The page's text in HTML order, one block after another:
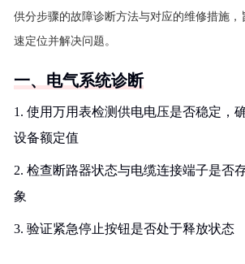
供分步骤的故障诊断方法与对应的维修措施
速定位并解决问题。
一、电气系统诊断
1. 使用万用表检测供电电压是否稳定，
设备额定值
2. 检查断路器状态与电缆连接端子是否
象
3. 验证紧急停止按钮是否处于释放状态